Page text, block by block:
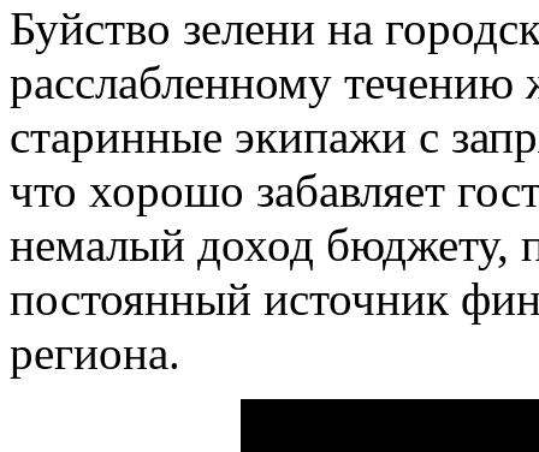
Буйство зелени на
расслабленному
старинные экипажи с
что хорошо забавляет
немалый доход бюджету,
постоянный источник
региона.